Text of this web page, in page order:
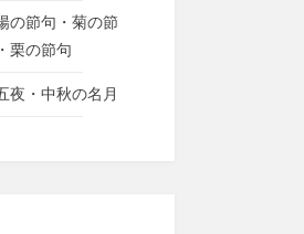
の節句・菊の節
栗の節句
夜・中秋の名月